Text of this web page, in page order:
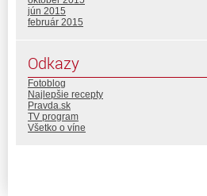
jún 2015
február 2015
Odkazy
Fotoblog
Najlepšie recepty
Pravda.sk
TV program
Všetko o víne